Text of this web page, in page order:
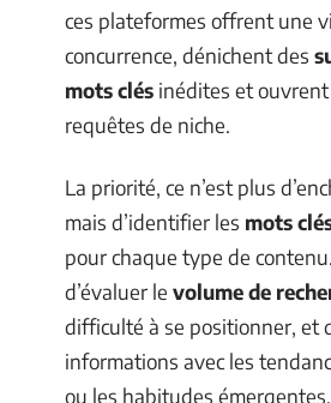
ces plateformes offrent une
concurrence, dénichent des
mots clés inédites et ouvrent
requêtes de niche.
La priorité, ce n’est plus
mais d’identifier les mots
pour chaque type de
d’évaluer le volume de
difficulté à se positionner, et
informations avec les
ou les habitudes émergentes.